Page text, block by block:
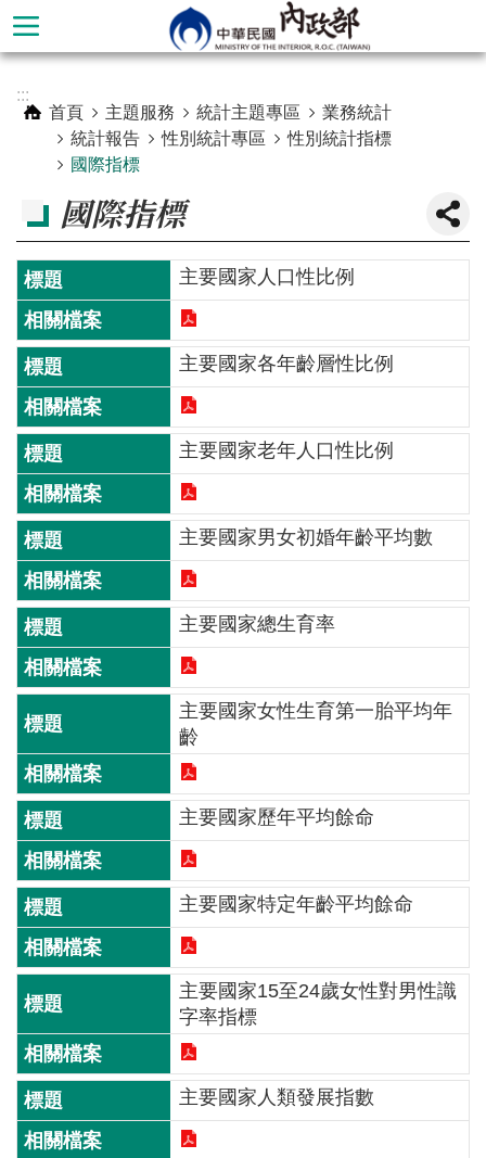
跳到主要內容區塊
階
本
部
簡
介
主
題
政
策
訊
快
遞
主
題
服
務
互
動
交
流
回
首
頁
:::
首頁
主題服務 統計主題專區
業務統計
統計報告
性別統計專區
性別統計指標
國際指標
國際指標
主要國家人口性比例
主要國家各年齡層性比例
主要國家老年人口性比例
主要國家男女初婚年齡平均數
主要國家總生育率
主要國家女性生育第一胎平均年
齡
主要國家歷年平均餘命
主要國家特定年齡平均餘命
主要國家15至24歲女性對男性識
字率指標
主要國家人類發展指數